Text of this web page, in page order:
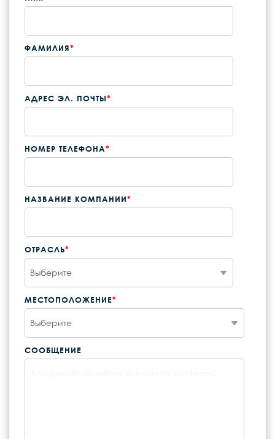
ФАМИЛИЯ*
АДРЕС ЭЛ. ПОЧТЫ*
НОМЕР ТЕЛЕФОНА*
НАЗВАНИЕ КОМПАНИИ*
ОТРАСЛЬ*
МЕСТОПОЛОЖЕНИЕ*
СООБЩЕНИЕ